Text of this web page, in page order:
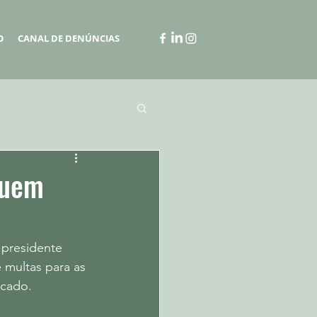
CANAL DE DENÚNCIAS
para as